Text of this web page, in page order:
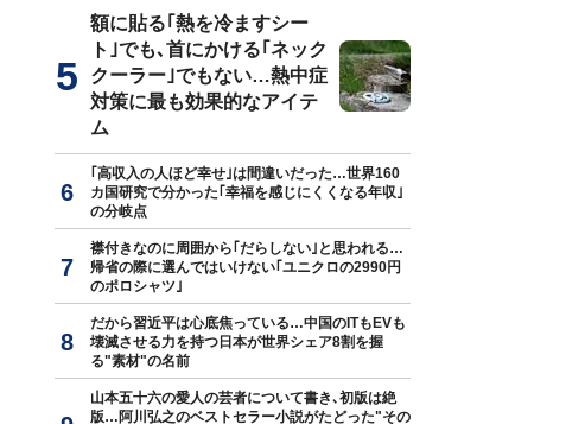
額に貼る｢熱を冷ますシー
ト｣でも､首にかける｢ネック
クーラー｣でもない…熱中症
対策に最も効果的なアイテ
ム
｢高収入の人ほど幸せ｣は間違いだった…世界160
カ国研究で分かった｢幸福を感じにくくなる年収｣
の分岐点
襟付きなのに周囲から｢だらしない｣と思われる…
帰省の際に選んではいけない｢ユニクロの2990円
のポロシャツ｣
だから習近平は心底焦っている…中国のITもEVも
壊滅させる力を持つ日本が世界シェア8割を握
る"素材"の名前
山本五十六の愛人の芸者について書き､初版は絶
版…阿川弘之のベストセラー小説がたどった"その